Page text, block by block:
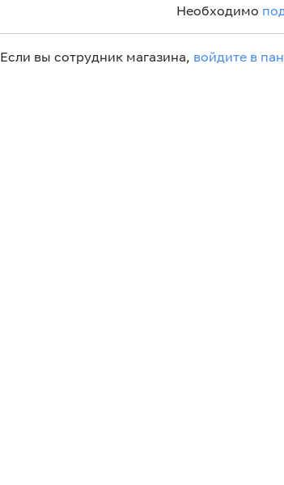
Необходимо
Если вы сотрудник магазина, войдите в